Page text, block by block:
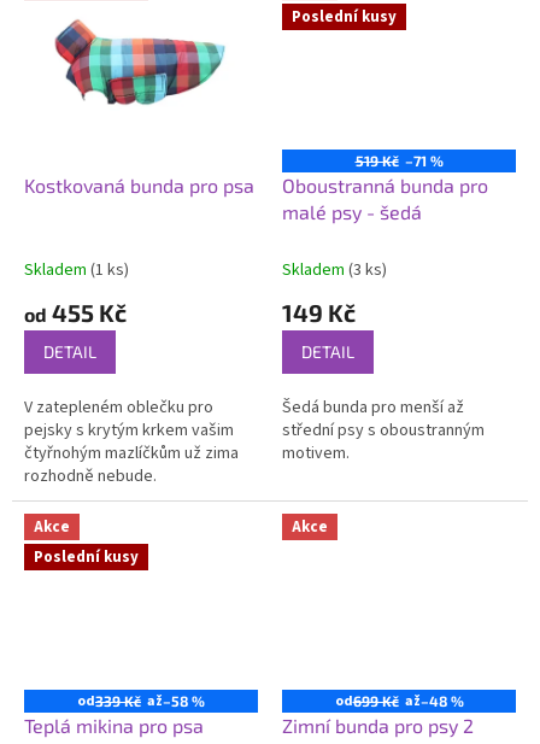
Kostkovaná bunda pro psa
Skladem (1 ks)
od 455 Kč
DETAIL
V zatepleném oblečku pro
pejsky s krytým krkem vašim
čtyřnohým mazlíčkům už zima
rozhodně nebude.
Poslední kusy
519 Kč –71 %
Oboustranná bunda pro
malé psy - šedá
Skladem (3 ks)
149 Kč
DETAIL
Šedá bunda pro menší až
střední psy s oboustranným
motivem.
Akce
Poslední kusy
od339 Kč až–58 %
Teplá mikina pro psa
Akce
od699 Kč až–48 %
Zimní bunda pro psy 2